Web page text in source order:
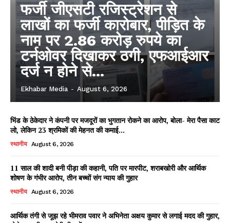
फर्जी जीएसटी रजिस्ट्रेशन से
लाखों का फर्जी कारोबार, पीड़ित के
नाम पर 2.86 करोड़ रुपये का
टर्नओवर दिखाकर ठगी, एफआईआर
दर्ज न होने से...
Ekhabar Media - August 6, 2026
भिंड के ठेकेदार ने कंपनी पर मजदूरों का भुगतान रोकने का आरोप, बोला- मेरा पैसा काट
लो, लेकिन 23 श्रमिकों की मेहनत की कमाई...
स्थानीय August 6, 2026
11 साल की शादी बनी पीड़ा की कहानी, पति पर मारपीट, शराबखोरी और आर्थिक
शोषण के गंभीर आरोप, तीन बच्चों संग न्याय की गुहार
स्थानीय August 6, 2026
आर्थिक तंगी से जूझ रहे भीमराव पवार ने अभिनेता अक्षय कुमार से लगाई मदद की गुहार,